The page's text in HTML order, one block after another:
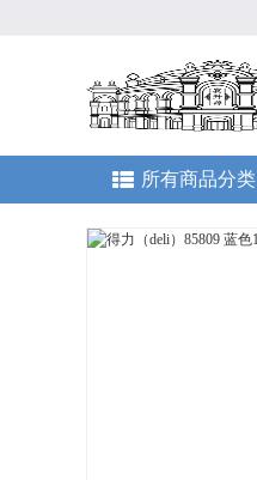
所有商品分类